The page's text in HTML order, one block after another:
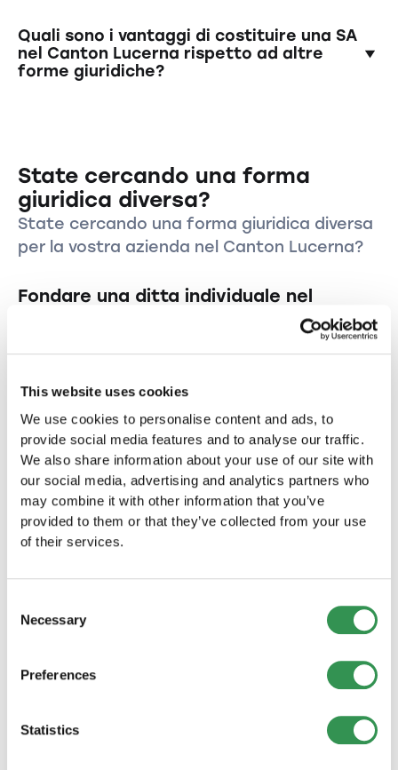
This website uses cookies
We use cookies to personalise content and ads, to
provide social media features and to analyse our traffic.
We also share information about your use of our site with
our social media, advertising and analytics partners who
may combine it with other information that you’ve
provided to them or that they’ve collected from your use
of their services.
Selection
Necessary
Preferences
Statistics
Sì, la Svizzera ha diversi modelli fiscali per le
aziende. È consigliabile chiarire in anticipo gli
aspetti fiscali ed eventualmente consultare
Quali sono i vantaggi di costituire una SA
nel Canton Lucerna rispetto ad altre
forme giuridiche?
reputazione nei rapporti commerciali.
State cercando una forma
giuridica diversa?
State cercando una forma giuridica diversa
per la vostra azienda nel Canton Lucerna?
Fondare una ditta individuale nel
Fondazione di una società a responsabilità
limitata nel Canton Lucerna
Fondare una Sagl nel Canton Lucerna
Avviate la vostra azienda come Sagl nel Canton
Lucerna e beneficiate dei numerosi vantaggi di
questa forma giuridica.
Fondare una Sagl
Costituite la vostra società anonima nel Canton
Lucerna e beneficiate dei numerosi vantaggi di
Fondare una SA
Costituzione di una società in nome
collettivo nel Canton Lucerna